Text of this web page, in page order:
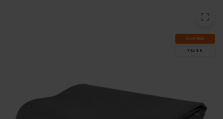
SLUT­REA
TILL 9.8.